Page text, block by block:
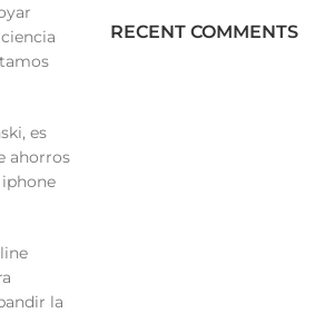
es
ahorros
la
RECENT COMMENTS